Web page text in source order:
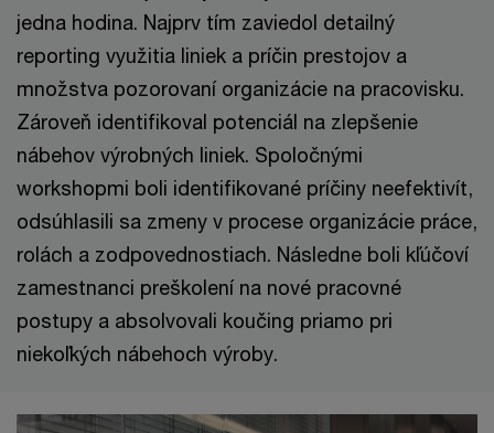
jedna hodina. Najprv tím zaviedol detailný
reporting využitia liniek a príčin prestojov a
množstva pozorovaní organizácie na pracovisku.
Zároveň identifikoval potenciál na zlepšenie
nábehov výrobných liniek. Spoločnými
workshopmi boli identifikované príčiny neefektivít,
odsúhlasili sa zmeny v procese organizácie práce,
rolách a zodpovednostiach. Následne boli kľúčoví
zamestnanci preškolení na nové pracovné
postupy a absolvovali koučing priamo pri
niekoľkých nábehoch výroby.